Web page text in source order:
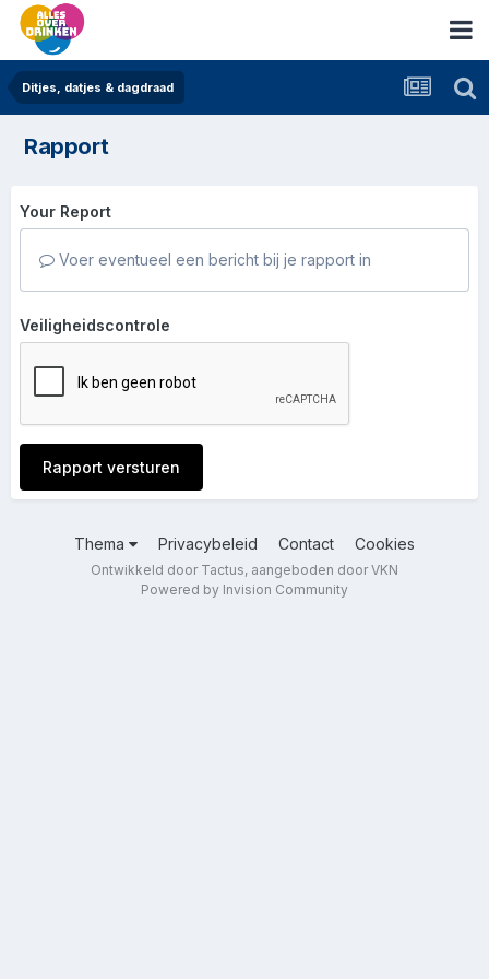
Ditjes, datjes & dagdraad
Rapport
Your Report
Voer eventueel een bericht bij je rapport in
Veiligheidscontrole
Rapport versturen
Thema Privacybeleid Contact Cookies
Ontwikkeld door Tactus, aangeboden door VKN
Powered by Invision Community